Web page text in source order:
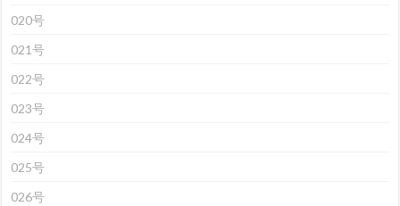
020号
021号
022号
023号
024号
025号
026号